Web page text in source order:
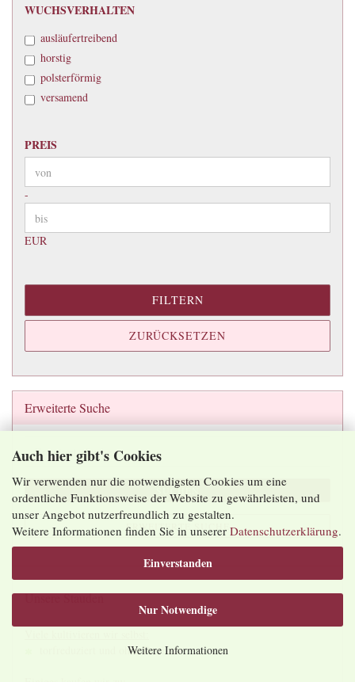
Auch hier gibt's Cookies
Wir verwenden nur die notwendigsten Cookies um eine
ordentliche Funktionsweise der Website zu gewährleisten, und
unser Angebot nutzerfreundlich zu gestalten.
Weitere Informationen finden Sie in unserer Datenschutzerklärung.
Einverstanden
Nur Notwendige
Weitere Informationen
WUCHSVERHALTEN
WUCHSVERHALTEN
ausläufertreibend
horstig
polsterförmig
versamend
PREIS
PREIS
Preis bis
-
EUR
FILTERN
ZURÜCKSETZEN
Erweiterte Suche
Suche
SUCHEN
ERWEITERTE SUCHE
Unsere Stauden
torfreduziert und ohne Pestizide